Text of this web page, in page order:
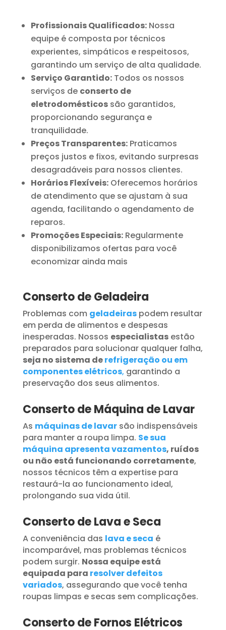
Profissionais Qualificados:Nossa
equipe é composta por técnicos
experientes, simpáticos e respeitosos,
garantindo um serviço de alta qualidade.
Serviço Garantido:Todos os nossos
serviços de conserto de
eletrodomésticossão garantidos,
proporcionando segurança e
tranquilidade.
Preços Transparentes:Praticamos
preços justos e fixos, evitando surpresas
desagradáveis para nossos clientes.
Horários Flexíveis:Oferecemos horários
de atendimento que se ajustam à sua
agenda, facilitando o agendamento de
reparos.
Promoções Especiais:Regularmente
disponibilizamos ofertas para você
economizar ainda mais
Conserto de Geladeira
Problemas com geladeiraspodem resultar
em perda de alimentos e despesas
inesperadas. Nossos especialistasestão
preparados para solucionar qualquer falha,
seja no sistema derefrigeração ou em
componentes elétricos, garantindo a
preservação dos seus alimentos.
Conserto de Máquina de Lavar
As máquinas de lavar são indispensáveis
para manter a roupa limpa. Se sua
máquina apresenta vazamentos, ruídos
ou não está funcionando corretamente,
nossos técnicos têm a expertise para
restaurá-la ao funcionamento ideal,
prolongando sua vida útil.
Conserto de Lava e Seca
A conveniência das lava e seca é
incomparável, mas problemas técnicos
podem surgir. Nossa equipe está
equipada para resolver defeitos
variados, assegurando que você tenha
roupas limpas e secas sem complicações.
Conserto de Fornos Elétricos